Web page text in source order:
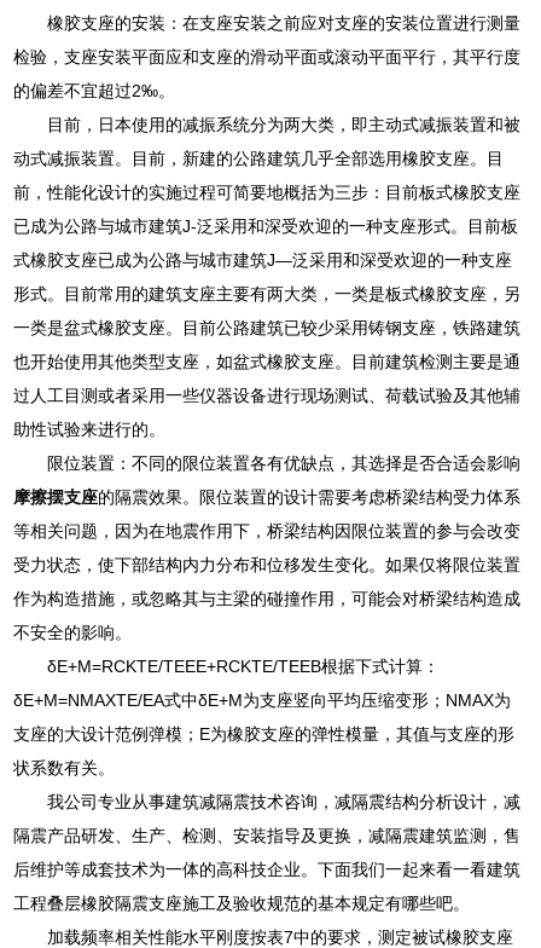
橡胶支座的安装：在支座安装之前应对支座的安装位置进行测量
检验，支座安装平面应和支座的滑动平面或滚动平面平行，其平行度
的偏差不宜超过2‰。
目前，日本使用的减振系统分为两大类，即主动式减振装置和被
动式减振装置。目前，新建的公路建筑几乎全部选用橡胶支座。目
前，性能化设计的实施过程可简要地概括为三步：目前板式橡胶支座
已成为公路与城市建筑J-泛采用和深受欢迎的一种支座形式。目前板
式橡胶支座已成为公路与城市建筑J—泛采用和深受欢迎的一种支座
形式。目前常用的建筑支座主要有两大类，一类是板式橡胶支座，另
一类是盆式橡胶支座。目前公路建筑已较少采用铸钢支座，铁路建筑
也开始使用其他类型支座，如盆式橡胶支座。目前建筑检测主要是通
过人工目测或者采用一些仪器设备进行现场测试、荷载试验及其他辅
助性试验来进行的。
限位装置：不同的限位装置各有优缺点，其选择是否合适会影响
摩擦摆支座的隔震效果。限位装置的设计需要考虑桥梁结构受力体系
等相关问题，因为在地震作用下，桥梁结构因限位装置的参与会改变
受力状态，使下部结构内力分布和位移发生变化。如果仅将限位装置
作为构造措施，或忽略其与主梁的碰撞作用，可能会对桥梁结构造成
不安全的影响。
δE+M=RCKTE/TEEE+RCKTE/TEEB根据下式计算：
δE+M=NMAXTE/EA式中δE+M为支座竖向平均压缩变形；NMAX为
支座的大设计范例弹模；E为橡胶支座的弹性模量，其值与支座的形
状系数有关。
我公司专业从事建筑减隔震技术咨询，减隔震结构分析设计，减
隔震产品研发、生产、检测、安装指导及更换，减隔震建筑监测，售
后维护等成套技术为一体的高科技企业。下面我们一起来看一看建筑
工程叠层橡胶隔震支座施工及验收规范的基本规定有哪些吧。
加载频率相关性能水平刚度按表7中的要求，测定被试橡胶支座